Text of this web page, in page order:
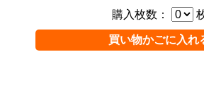
購入枚数：